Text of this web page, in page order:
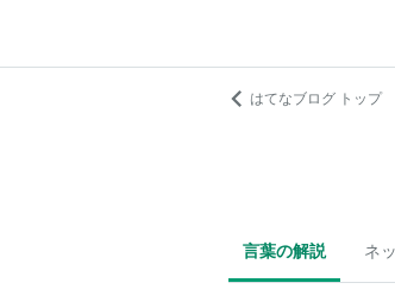
はてなブログ トップ
言葉の解説 ネ